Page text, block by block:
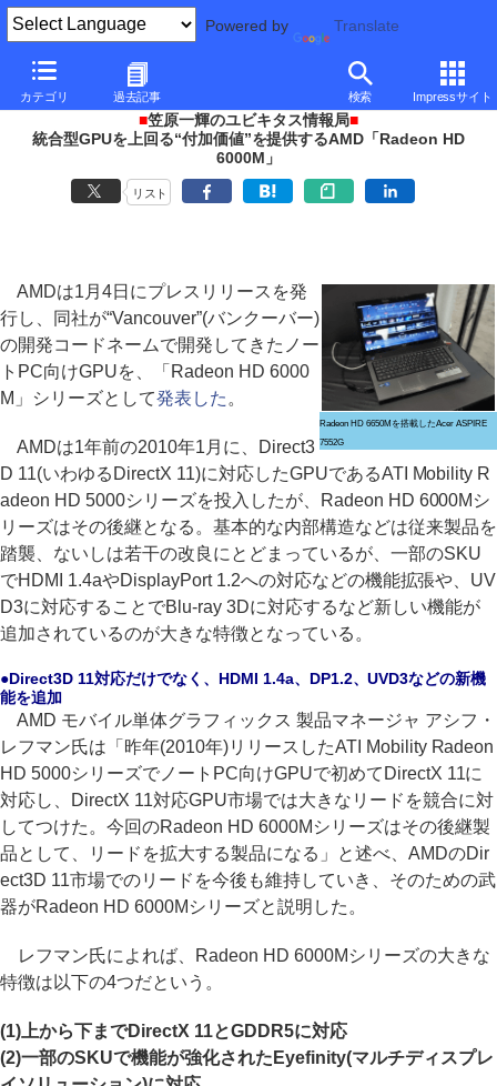
Powered by Translate
カテゴリ 過去記事 検索 Impressサイト
PC Watch イベント
■笠原一輝のユビキタス情報局■
統合型GPUを上回る“付加価値”を提供するAMD「Radeon HD
6000M」
リスト
Radeon HD 6650Mを搭載したAcer ASPIRE
7552G
AMDは1月4日にプレスリリースを発
行し、同社が“Vancouver”(バンクーバー)
の開発コードネームで開発してきたノー
トPC向けGPUを、「Radeon HD 6000
M」シリーズとして発表した 。
AMDは1年前の2010年1月に、Direct3
D 11(いわゆるDirectX 11)に対応したGPUであるATI Mobility R
adeon HD 5000シリーズを投入したが、Radeon HD 6000Mシ
リーズはその後継となる。基本的な内部構造などは従来製品を
踏襲、ないしは若干の改良にとどまっているが、一部のSKU
でHDMI 1.4aやDisplayPort 1.2への対応などの機能拡張や、UV
D3に対応することでBlu-ray 3Dに対応するなど新しい機能が
追加されているのが大きな特徴となっている。
●Direct3D 11対応だけでなく、HDMI 1.4a、DP1.2、UVD3などの新機
能を追加
AMD モバイル単体グラフィックス 製品マネージャ アシフ・
レフマン氏は「昨年(2010年)リリースしたATI Mobility Radeon
HD 5000シリーズでノートPC向けGPUで初めてDirectX 11に
対応し、DirectX 11対応GPU市場では大きなリードを競合に対
してつけた。今回のRadeon HD 6000Mシリーズはその後継製
品として、リードを拡大する製品になる」と述べ、AMDのDir
ect3D 11市場でのリードを今後も維持していき、そのための武
器がRadeon HD 6000Mシリーズと説明した。
レフマン氏によれば、Radeon HD 6000Mシリーズの大きな
特徴は以下の4つだという。
(1)上から下までDirectX 11とGDDR5に対応
(2)一部のSKUで機能が強化されたEyefinity(マルチディスプレ